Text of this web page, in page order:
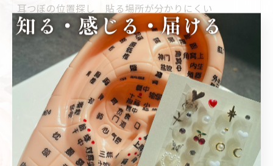
耳つぼの位置探し
貼る場所が分かりにくい
ジュエリーの貼り
接着剤・ジェルの使い方が不安
パーツ・キット選
び
セルフキット選びや取れやすいケ
ース
耳つぼジュエリーを学び始めた未経験の方が特に悩みや
すい場面として、耳つぼの正しい位置を探すときや、ジ
ュエリーを貼るときの手順に戸惑うことが挙げられま